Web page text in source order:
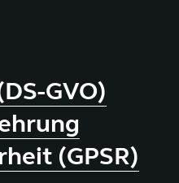
GVO)
(GPSR)